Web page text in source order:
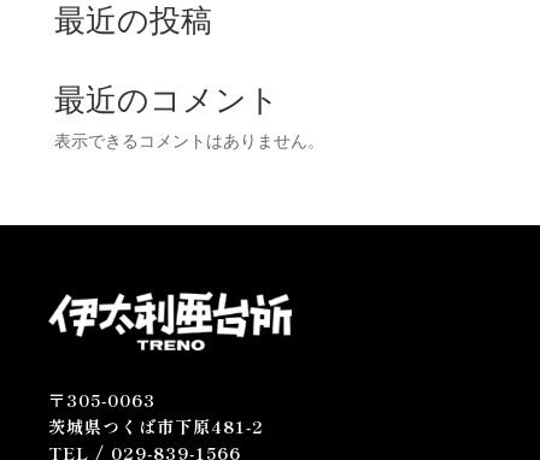
最近の投稿
最近のコメント
表示できるコメントはありません。
〒305-0063
茨城県つくば市下原481-2
TEL / 029-839-1566